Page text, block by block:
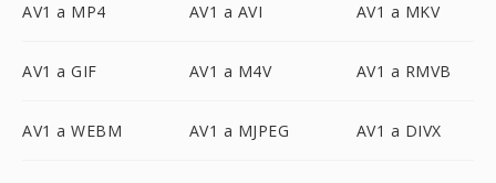
AV1 a MP4 AV1 a AVI AV1 a MKV
AV1 a GIF AV1 a M4V AV1 a RMVB
AV1 a WEBM AV1 a MJPEG AV1 a DIVX